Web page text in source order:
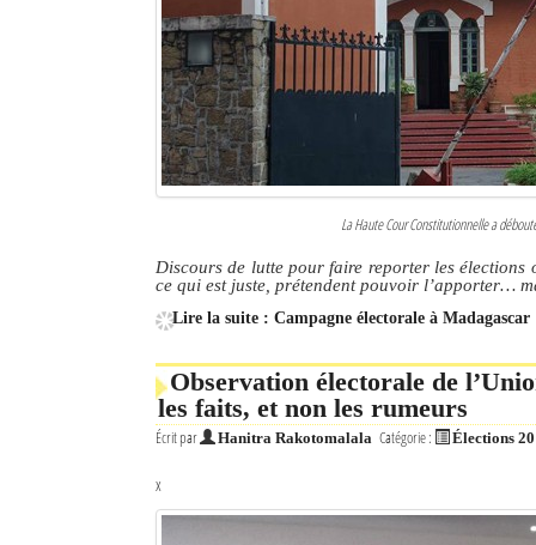
La Haute Cour Constitutionnelle a
Discours de lutte pour faire reporter les élections
ce qui est juste, prétendent pouvoir l’apporter…
Lire la suite : Campagne électorale à
Observation électorale de
les faits, et non les rumeurs
Écrit par Hanitra Rakotomalala Catégorie : Élections
x